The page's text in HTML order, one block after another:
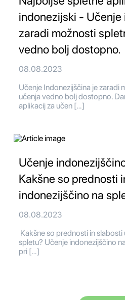
indonezijski -
zaradi možnosti
vedno bolj dostopno.
08.08.2023
Učenje Indonezijščina je zaradi
učenja vedno bolj dostopno.
aplikacij za učen […]
Učenje
Kakšne so prednosti
indonezijščino na
08.08.2023
Kakšne so prednosti in
spletu? Učenje indonezijščino
pri […]